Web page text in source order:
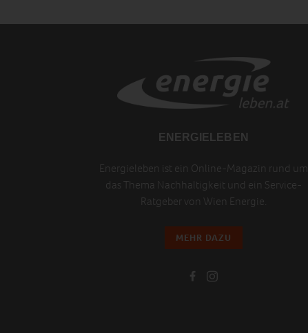
ENERGIELEBEN
Energieleben ist ein Online-Magazin rund um
das Thema Nachhaltigkeit und ein Service-
Ratgeber von Wien Energie.
MEHR DAZU